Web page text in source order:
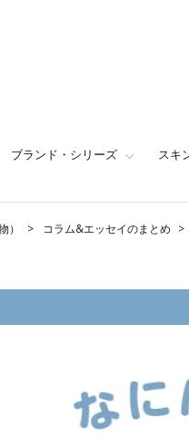
ブランド・シリーズ スキ
） コラム&エッセイのまとめ